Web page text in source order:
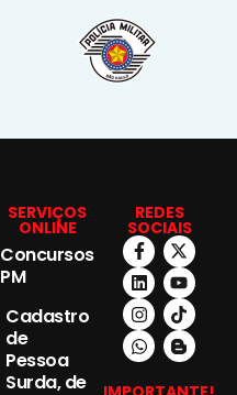
SERVIÇOS
ONLINE
Concursos
PM
Cadastro
de
Pessoa
Surda, de
REDES
SOCIAIS